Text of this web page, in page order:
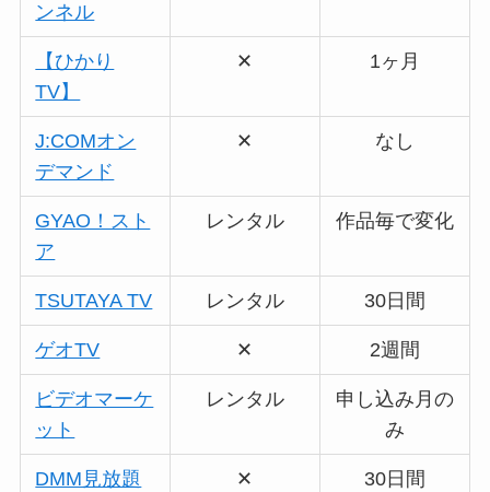
ンネル
【ひかり
TV】
✕ 1ヶ月
J:COMオン
デマンド
✕ なし
GYAO！スト
ア
レンタル 作品毎で変化
TSUTAYA TV レンタル 30日間
ゲオTV ✕ 2週間
ビデオマーケ
ット
レンタル
申し込み月の
み
DMM見放題 ✕ 30日間